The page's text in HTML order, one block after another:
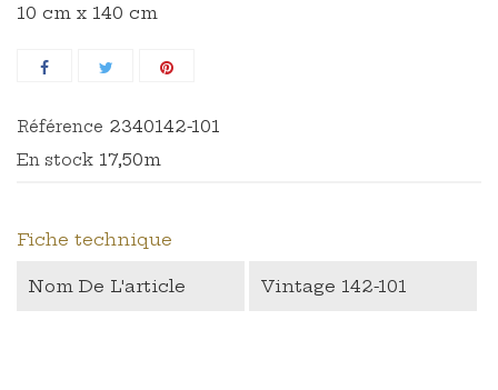
10 cm x 140 cm
Référence 2340142-101
En stock 17,50m
Fiche technique
Nom De L'article Vintage 142-101